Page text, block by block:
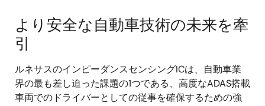
より安全な自動車技術の未来を牽
引
ルネサスのインピーダンスセンシングICは、自動車業
界の最も差し迫った課題の1つである、高度なADAS搭載
車両でのドライバーとしての従事を確保するための強